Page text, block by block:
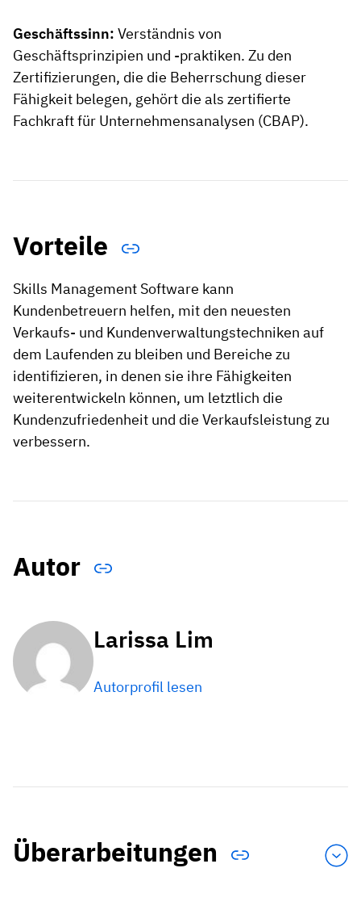
Geschäftssinn: Verständnis von
Geschäftsprinzipien und -praktiken. Zu den
Zertifizierungen, die die Beherrschung dieser
Fähigkeit belegen, gehört die als zertifierte
Fachkraft für Unternehmensanalysen (CBAP).
Vorteile
Skills Management Software kann
Kundenbetreuern helfen, mit den neuesten
Verkaufs- und Kundenverwaltungstechniken auf
dem Laufenden zu bleiben und Bereiche zu
identifizieren, in denen sie ihre Fähigkeiten
weiterentwickeln können, um letztlich die
Kundenzufriedenheit und die Verkaufsleistung zu
verbessern.
Autor
Larissa Lim
Autorprofil lesen
Überarbeitungen